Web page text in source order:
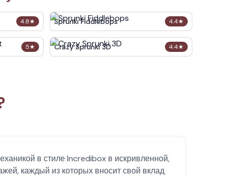
4.8★ 4.4★
Sprunki Fiddlebops
5★ 4.4★
Crazy Sprunki 3D
в стиле Incredibox в искривленной,
каждый из которых вносит свой вклад